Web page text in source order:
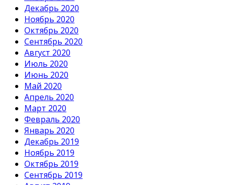
Декабрь 2020
Ноябрь 2020
Октябрь 2020
Сентябрь 2020
Август 2020
Июль 2020
Июнь 2020
Май 2020
Апрель 2020
Март 2020
Февраль 2020
Январь 2020
Декабрь 2019
Ноябрь 2019
Октябрь 2019
Сентябрь 2019